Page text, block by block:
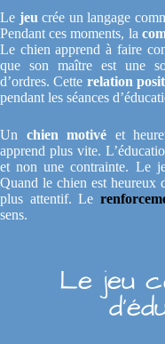
Le jeu crée un langage
Pendant ces moments, la
Le chien apprend à faire
que son maître est une
d’ordres. Cette relation
pendant les séances
Un chien motivé et
apprend plus vite.
et non une contrainte. Le
Quand le chien est heureux
plus attentif. Le
sens.
Le jeu